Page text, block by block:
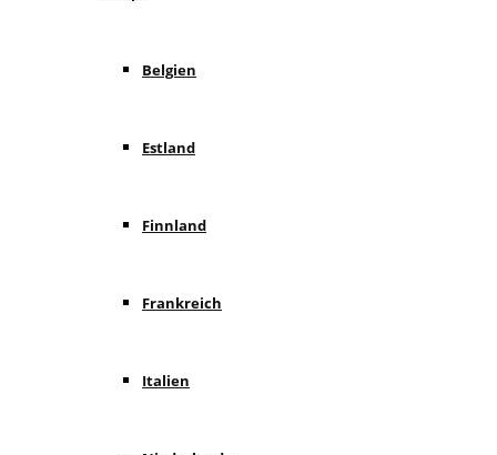
Belgien
Estland
Finnland
Frankreich
Italien